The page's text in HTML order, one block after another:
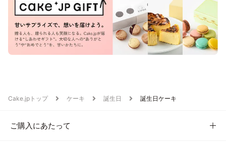
Cake.jpトップ ケーキ 誕生日 誕生日ケーキ
ご購入にあたって